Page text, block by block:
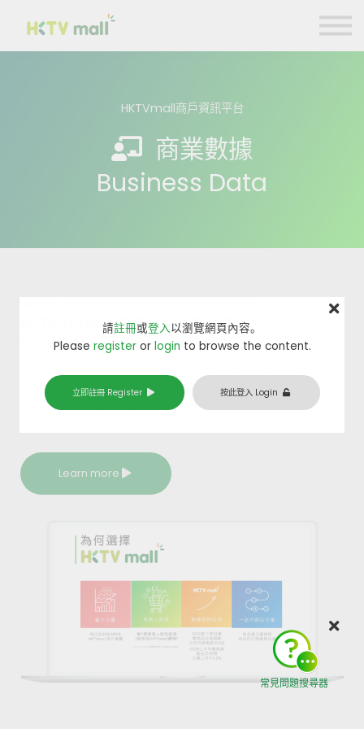
數碼引流合作計劃
註冊 Register
登入 Login
HKTVmall商戶資訊平台
商業數據
Business Data
HKTVmall商戶加盟計劃免費諮詢
Free Consultation (15 mins)
為商戶提供15分鐘免費諮詢，了解HKTVmall如何為您帶來巨大的線上商
A free 15-minute consultation service to introduce everything you
Learn more
請註冊或登入以瀏覽網頁內容。
Please registeror login to browse the content.
立即註冊 Register 按此登入 Login
常見問題搜尋器